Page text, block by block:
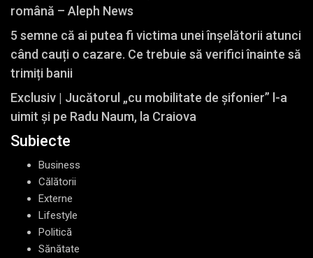
română – Aleph News
5 semne că ai putea fi victima unei înșelătorii atunci
când cauți o cazare. Ce trebuie să verifici înainte să
trimiți banii
Exclusiv | Jucătorul „cu mobilitate de șifonier” l-a
uimit și pe Radu Naum, la Craiova
Subiecte
Business
Călătorii
Externe
Lifestyle
Politică
Sănătate